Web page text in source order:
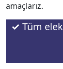
amaçlarız.
✓ Tüm